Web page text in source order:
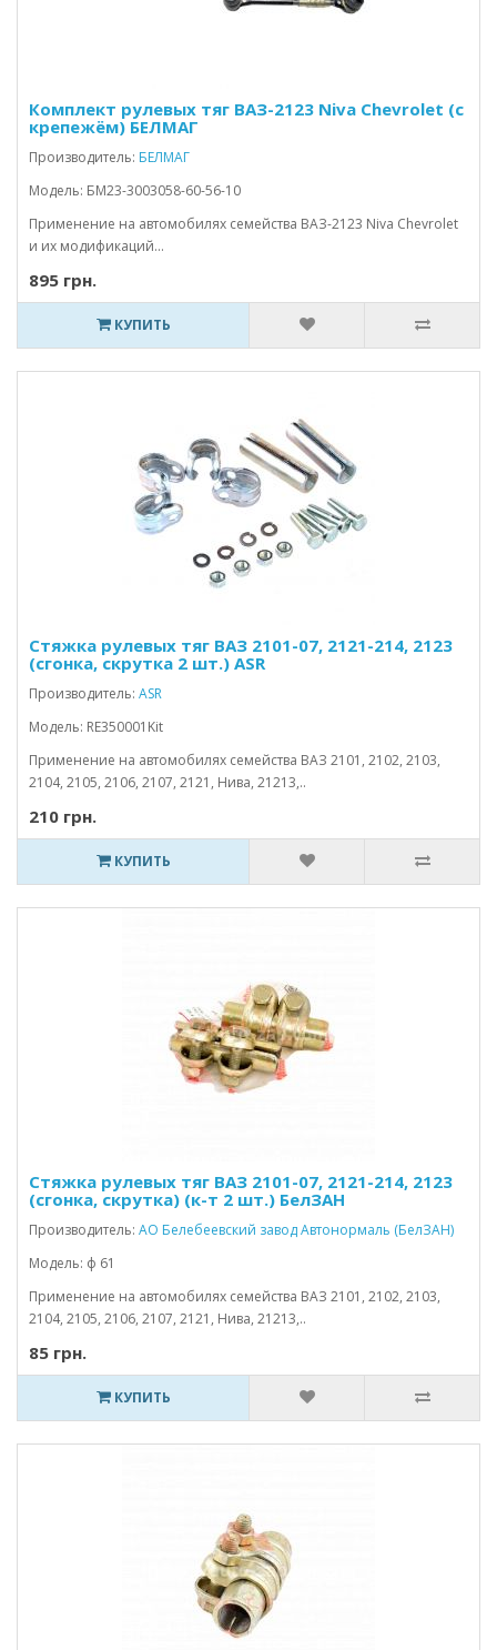
Комплект рулевых тяг ВАЗ-2123 Niva Chevrolet (с
крепежём) БЕЛМАГ
Производитель: БЕЛМАГ
Модель: БМ23-3003058-60-56-10
Применение на автомобилях семейства ВАЗ-2123 Niva Chevrolet
и их модификаций...
895 грн.
КУПИТЬ
Стяжка рулевых тяг ВАЗ 2101-07, 2121-214, 2123
(сгонка, скрутка 2 шт.) ASR
Производитель: ASR
Модель: RE350001Kit
Применение на автомобилях семейства ВАЗ 2101, 2102, 2103,
2104, 2105, 2106, 2107, 2121, Нива, 21213,..
210 грн.
КУПИТЬ
Стяжка рулевых тяг ВАЗ 2101-07, 2121-214, 2123
(сгонка, скрутка) (к-т 2 шт.) БелЗАН
Производитель: АО Белебеевский завод Автонормаль (БелЗАН)
Модель: ф 61
Применение на автомобилях семейства ВАЗ 2101, 2102, 2103,
2104, 2105, 2106, 2107, 2121, Нива, 21213,..
85 грн.
КУПИТЬ